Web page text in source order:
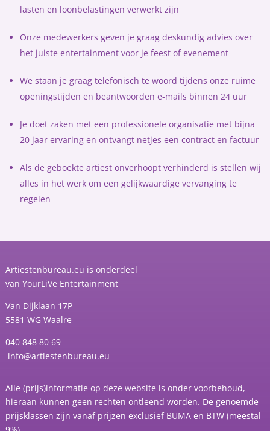
lasten en loonbelastingen verwerkt zijn
Onze medewerkers geven je graag deskundig advies over
het juiste entertainment voor je feest of evenement
We staan je graag telefonisch te woord tijdens onze ruime
openingstijden en beantwoorden e-mails binnen 24 uur
Je doet zaken met een professionele organisatie met bijna
20 jaar ervaring en ontvangt netjes een contract en factuur
Als de geboekte artiest onverhoopt verhinderd is stellen wij
alles in het werk om een gelijkwaardige vervanging te
regelen
Artiestenbureau.eu is onderdeel
van YourLiVe Entertainment
Van Dijklaan 17P
5581 WG Waalre
040 848 80 69
info@artiestenbureau.eu
Alle (prijs)informatie op deze website is onder voorbehoud,
hieraan kunnen geen rechten ontleend worden. De genoemde
prijsklassen zijn vanaf prijzen exclusief BUMAen BTW (meestal